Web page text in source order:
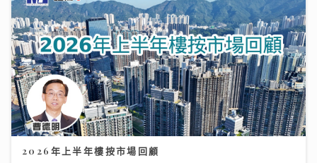
2026年上半年樓按市場回顧